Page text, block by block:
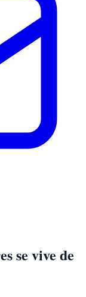
se vive de